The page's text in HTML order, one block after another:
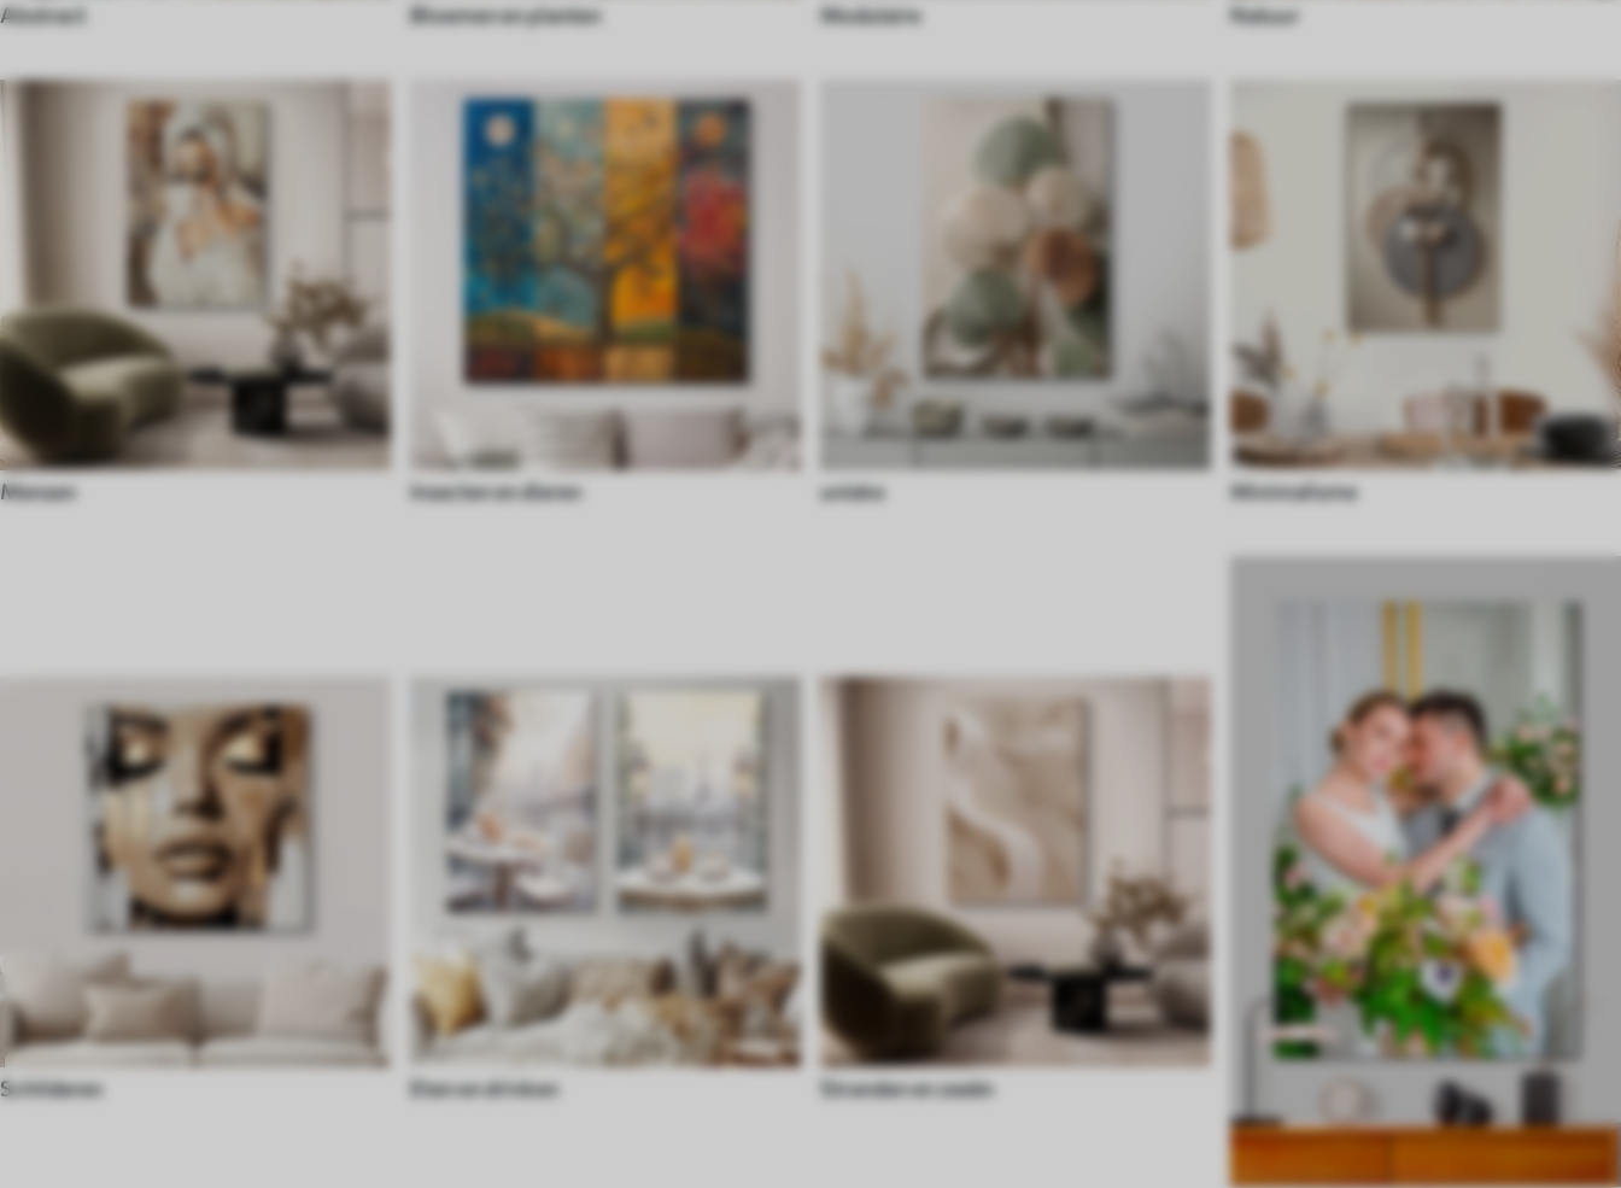
Abstract Bloemen en planten Modulaire Natuur
Mensen Insecten en dieren unieke Minimalisme
Schilderen Eten en drinken Stranden en zeeën